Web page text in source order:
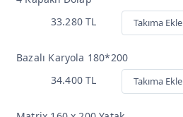
33.280 TL
Takıma Ekle
Bazalı Karyola 180*200
34.400 TL
Takıma Ekle